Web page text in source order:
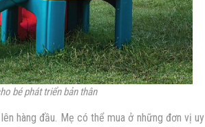
bé phát triển bản thân
hàng đầu. Mẹ có thể mua ở những đơn vị uy